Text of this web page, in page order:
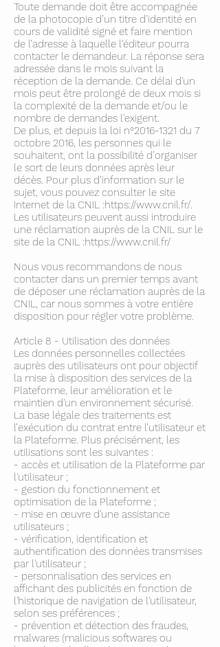
Toute demande doit être accompagnée
de la photocopie d’un titre d’identité en
cours de validité signé et faire mention
de l’adresse à laquelle l'éditeur pourra
contacter le demandeur. La réponse sera
adressée dans le mois suivant la
réception de la demande. Ce délai d'un
mois peut être prolongé de deux mois si
la complexité de la demande et/ou le
nombre de demandes l'exigent.
De plus, et depuis la loi n°2016-1321 du 7
octobre 2016, les personnes qui le
souhaitent, ont la possibilité d’organiser
le sort de leurs données après leur
décès. Pour plus d’information sur le
sujet, vous pouvez consulter le site
Internet de la CNIL :https://www.cnil.fr/.
Les utilisateurs peuvent aussi introduire
une réclamation auprès de la CNIL sur le
site de la CNIL :https://www.cnil.fr/
Nous vous recommandons de nous
contacter dans un premier temps avant
de déposer une réclamation auprès de la
CNIL, car nous sommes à votre entière
disposition pour régler votre problème.
Article 8 - Utilisation des données
Les données personnelles collectées
auprès des utilisateurs ont pour objectif
la mise à disposition des services de la
Plateforme, leur amélioration et le
maintien d'un environnement sécurisé.
La base légale des traitements est
l’exécution du contrat entre l’utilisateur et
la Plateforme. Plus précisément, les
utilisations sont les suivantes :
- accès et utilisation de la Plateforme par
l'utilisateur ;
- gestion du fonctionnement et
optimisation de la Plateforme ;
- mise en œuvre d'une assistance
utilisateurs ;
- vérification, identification et
authentification des données transmises
par l'utilisateur ;
- personnalisation des services en
affichant des publicités en fonction de
l'historique de navigation de l'utilisateur,
selon ses préférences ;
- prévention et détection des fraudes,
malwares (malicious softwares ou